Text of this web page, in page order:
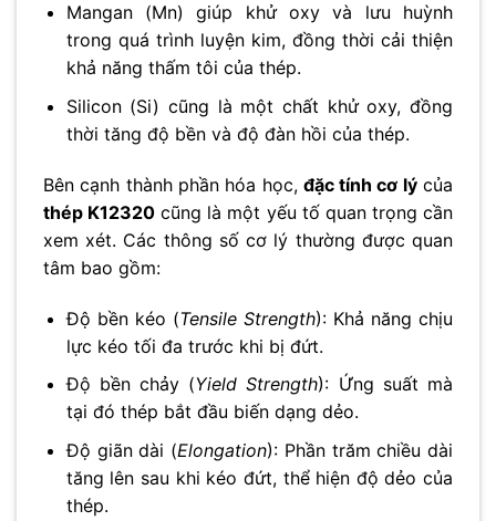
Mangan (Mn) giúp khử oxy và lưu huỳnh
trong quá trình luyện kim, đồng thời cải thiện
khả năng thấm tôi của thép.
Silicon (Si) cũng là một chất khử oxy, đồng
thời tăng độ bền và độ đàn hồi của thép.
Bên cạnh thành phần hóa học, đặc tính cơ lýcủa
thép K12320 cũng là một yếu tố quan trọng cần
xem xét. Các thông số cơ lý thường được quan
tâm bao gồm:
Độ bền kéo (Tensile Strength): Khả năng chịu
lực kéo tối đa trước khi bị đứt.
Độ bền chảy (Yield Strength): Ứng suất mà
tại đó thép bắt đầu biến dạng dẻo.
Độ giãn dài (Elongation): Phần trăm chiều dài
tăng lên sau khi kéo đứt, thể hiện độ dẻo của
thép.